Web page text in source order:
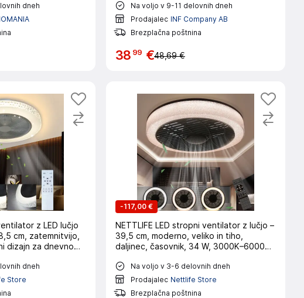
dneh
Na voljo v 9-11 delovnih dneh
Prodajalec INF Company AB
Brezplačna poštnina
38 99 €48,69 €
z LED lučjo
cm, zatemnitvijo,
dizajn za dnevno
dneh
Store
-117,00 €
NETTLIFE LED stropni ventilator z lučjo –
39,5 cm, moderno, veliko in tiho,
daljinec, časovnik, 34 W, 3000K–6000K
Na voljo v 3-6 delovnih dneh
Prodajalec Nettlife Store
Brezplačna poštnina